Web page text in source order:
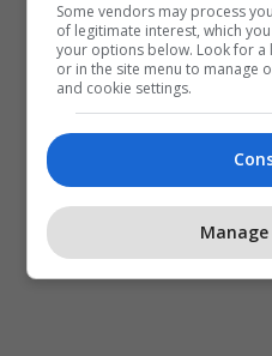
Some vendors may process
of legitimate interest, which
your options below. Look for
or in the site menu to manage
and cookie settings.